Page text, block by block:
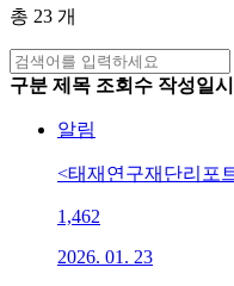
총 23 개
구분 제목 조회수 작성일시
알림
<태재연구재단리포
1,462
2026. 01. 23